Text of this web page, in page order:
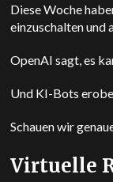
Diese Woche
einzuschalten und
OpenAI sagt, es
Und KI-Bots
Schauen wir
Virtuelle